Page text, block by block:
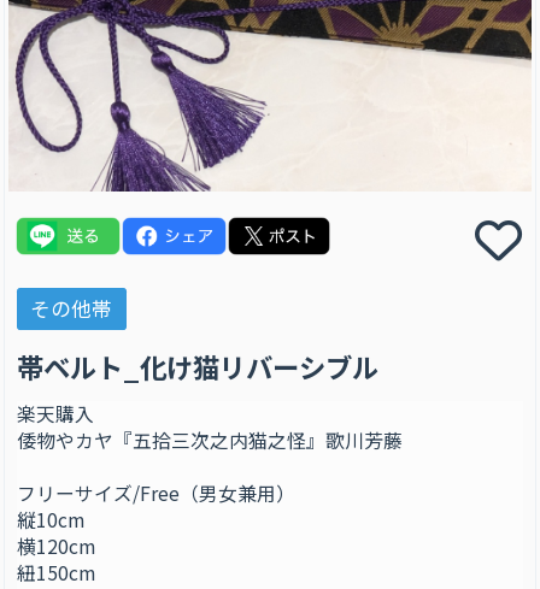
その他帯
帯ベルト_化け猫リバーシブル
楽天購入
倭物やカヤ『五拾三次之内猫之怪』歌川芳藤
フリーサイズ/Free（男女兼用）
縦10cm
横120cm
紐150cm